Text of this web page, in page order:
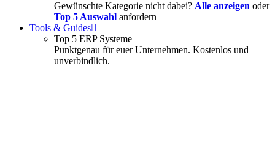
Gewünschte Kategorie nicht dabei? Alle anzeigen oder
Top 5 Auswahl anfordern
Tools & Guides
Top 5 ERP Systeme
Punktgenau für euer Unternehmen. Kostenlos und
unverbindlich.